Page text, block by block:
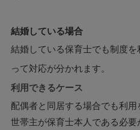
結婚している場合
結婚している保育士でも制度
って対応が分かれます。
利用できるケース
配偶者と同居する場合でも利
世帯主が保育士本人である必要